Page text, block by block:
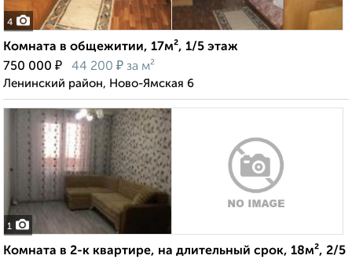
4
Комната в общежитии, 17м², 1/5 этаж
750 000 ₽ 44 200 ₽ за м²
Ленинский район, Ново-Ямская 6
1
Комната в 2-к квартире, на длительный срок, 18м², 2/5